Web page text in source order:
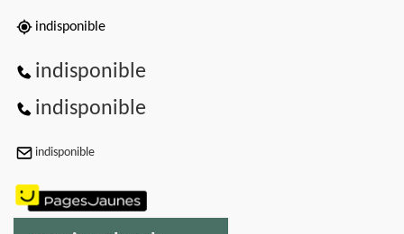
indisponible
indisponible
indisponible
indisponible